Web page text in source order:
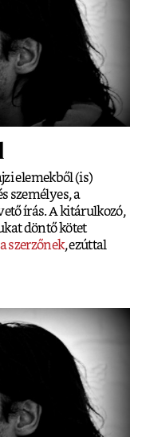
elemekből (is)
személyes, a
írás. A kitárulkozó,
döntő kötet
szerzőnek, ezúttal